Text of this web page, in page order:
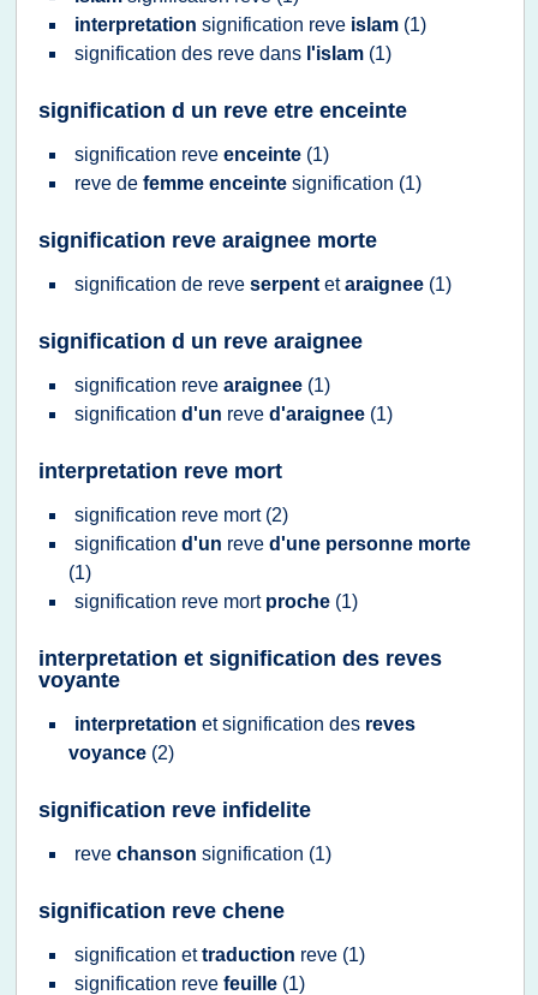
interpretation signification reve islam (1)
signification des reve dans l'islam (1)
signification d un reve etre enceinte
signification reve enceinte (1)
reve de femme enceinte signification (1)
signification reve araignee morte
signification de reve serpent etaraignee (1)
signification d un reve araignee
signification reve araignee (1)
signification d'un reve d'araignee (1)
interpretation reve mort
signification reve mort (2)
signification d'un reve d'une personne morte
(1)
signification reve mort proche (1)
interpretation et signification des reves
voyante
interpretation etsignification des reves
voyance (2)
signification reve infidelite
reve chanson signification (1)
signification reve chene
signification ettraduction reve (1)
signification reve feuille (1)